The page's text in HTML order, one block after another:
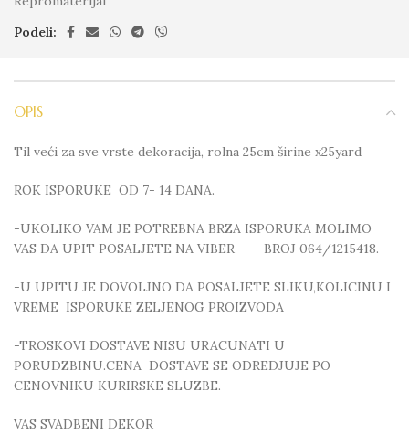
Podeli:
OPIS
Til veći za sve vrste dekoracija, rolna 25cm širine x25yard
ROK ISPORUKE OD 7- 14 DANA.
-UKOLIKO VAM JE POTREBNA BRZA ISPORUKA MOLIMO
VAS DA UPIT POSALJETE NA VIBER BROJ 064/1215418.
-U UPITU JE DOVOLJNO DA POSALJETE SLIKU,KOLICINU I
VREME ISPORUKE ZELJENOG PROIZVODA
-TROSKOVI DOSTAVE NISU URACUNATI U
PORUDZBINU.CENA DOSTAVE SE ODREDJUJE PO
CENOVNIKU KURIRSKE SLUZBE.
VAS SVADBENI DEKOR